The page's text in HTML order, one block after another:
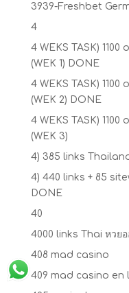
3939-Freshbet
4
4 WEKS TASK)
(WEK 1) DONE
4 WEKS TASK)
(WEK 2) DONE
4 WEKS TASK)
(WEK 3)
4) 385 links
4) 440 links + 85
DONE
40
4000 links Thai หวย
408 mad casino
409 mad casino en